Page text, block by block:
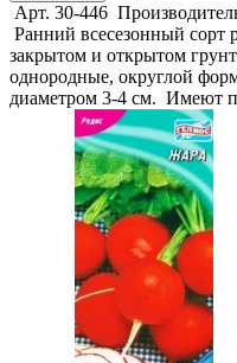
Арт. 30-446
Ранний всесезонный сорт
закрытом и открытом
однородные, округлой
диаметром 3-4 см. Имеют